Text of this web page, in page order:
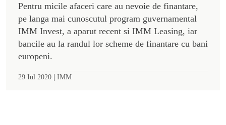
Pentru micile afaceri care au nevoie de finantare,
pe langa mai cunoscutul program guvernamental
IMM Invest, a aparut recent si IMM Leasing, iar
bancile au la randul lor scheme de finantare cu bani
europeni.
29 Iul 2020 | IMM